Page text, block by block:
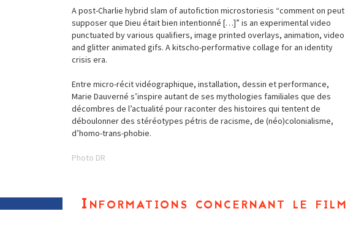
A post-Charlie hybrid slam of autofiction microstoriesis “comment on peut
supposer que Dieu était bien intentionné […]” is an experimental video
punctuated by various qualifiers, image printed overlays, animation, video
and glitter animated gifs. A kitscho-performative collage for an identity
crisis era.
Entre micro-récit vidéographique, installation, dessin et performance,
Marie Dauverné s’inspire autant de ses mythologies familiales que des
décombres de l’actualité pour raconter des histoires qui tentent de
déboulonner des stéréotypes pétris de racisme, de (néo)colonialisme,
d’homo-trans-phobie.
Photo DR
Informations concernant le film